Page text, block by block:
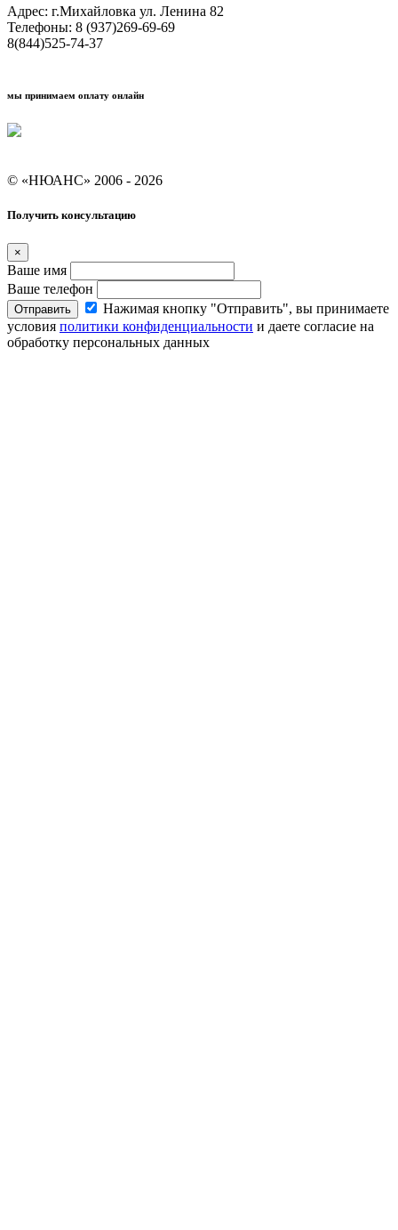
Адрес: г.Михайловка ул. Ленина 82
Телефоны: 8 (937)269-69-69
8(844)525-74-37
мы принимаем оплату онлайн
© «НЮАНС» 2006 - 2026
Получить консультацию
×
Ваше имя
Ваше телефон
Отправить
Нажимая кнопку "Отправить", вы принимаете
условия политики конфиденциальности и даете согласие на
обработку персональных данных